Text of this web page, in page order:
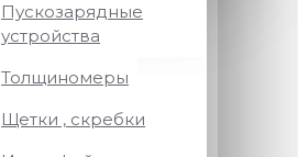
Пускозарядные
устройства
Толщиномеры
Щетки , скребки